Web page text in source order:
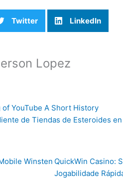
Twitter LinkedIn
Lopez
YouTube A Short History
de Tiendas de Esteroides en
Winsten QuickWin Casino:
Jogabilidade